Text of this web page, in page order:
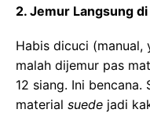
2. Jemur Langsung
Habis dicuci
malah dijemur pas
12 siang. Ini bencana.
material suede jadi